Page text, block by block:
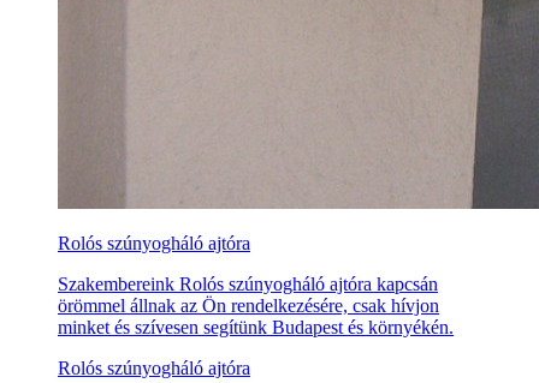
Rolós szúnyogháló ajtóra
Szakembereink Rolós szúnyogháló ajtóra kapcsán
örömmel állnak az Ön rendelkezésére, csak hívjon
minket és szívesen segítünk Budapest és környékén.
Rolós szúnyogháló ajtóra